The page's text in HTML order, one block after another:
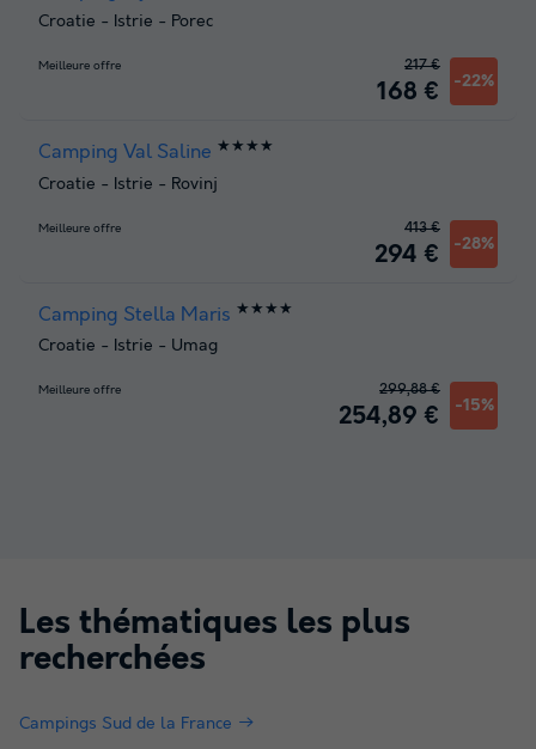
Croatie - Istrie - Porec
Meilleure offre
168 € -22%
217 €
Camping Val Saline ★★★★
Croatie - Istrie - Rovinj
Meilleure offre
294 € -28%
413 €
Camping Stella Maris ★★★★
Croatie - Istrie - Umag
Meilleure offre
254,89 € -15%
299,88 €
Les thématiques les plus
recherchées
Campings Sud de la France